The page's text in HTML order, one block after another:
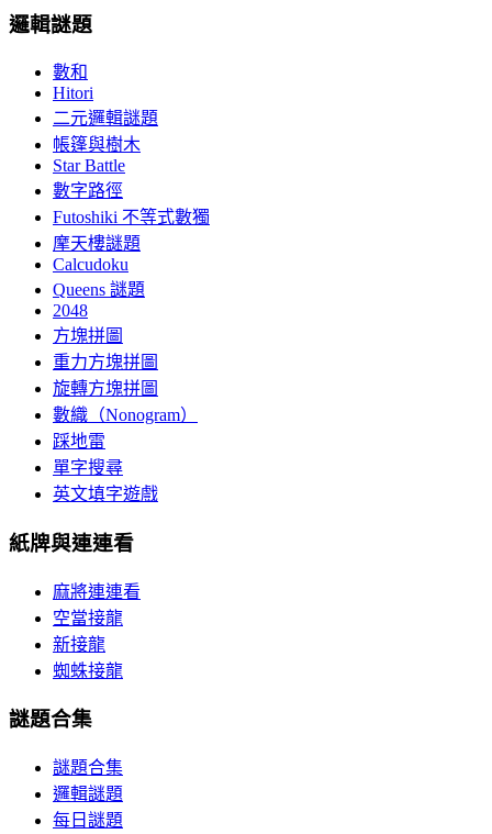
邏輯謎題
數和
Hitori
二元邏輯謎題
帳篷與樹木
Star Battle
數字路徑
Futoshiki 不等式數獨
摩天樓謎題
Calcudoku
Queens 謎題
2048
方塊拼圖
重力方塊拼圖
旋轉方塊拼圖
數織（Nonogram）
踩地雷
單字搜尋
英文填字遊戲
紙牌與連連看
麻將連連看
空當接龍
新接龍
蜘蛛接龍
謎題合集
謎題合集
邏輯謎題
每日謎題